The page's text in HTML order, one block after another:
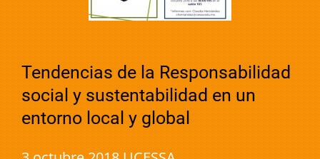
Tendencias de la Responsabilidad
social y sustentabilidad en un
entorno local y global